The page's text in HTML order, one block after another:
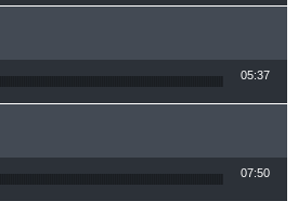
05:37
07:50